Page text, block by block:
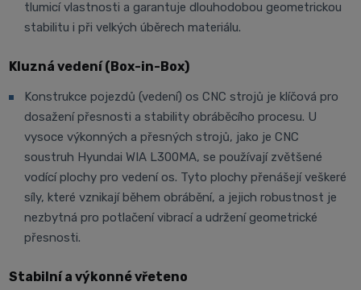
tlumicí vlastnosti a garantuje dlouhodobou geometrickou
stabilitu i při velkých úběrech materiálu.
Kluzná vedení (Box-in-Box)
Konstrukce pojezdů (vedení) os CNC strojů je klíčová pro
dosažení přesnosti a stability obráběcího procesu. U
vysoce výkonných a přesných strojů, jako je CNC
soustruh Hyundai WIA L300MA, se používají zvětšené
vodící plochy pro vedení os. Tyto plochy přenášejí veškeré
síly, které vznikají během obrábění, a jejich robustnost je
nezbytná pro potlačení vibrací a udržení geometrické
přesnosti.
Stabilní a výkonné vřeteno